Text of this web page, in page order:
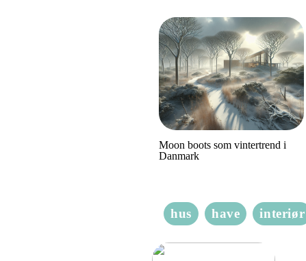
Moon boots som vintertrend i
Danmark
hus have interiør